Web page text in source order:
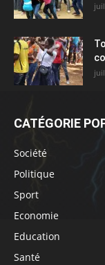
CATÉGORIE
Société
Politique
Sport
Economie
Education
Santé